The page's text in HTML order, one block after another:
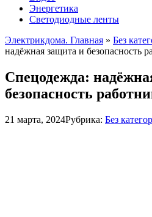
Энергетика
Светодиодные ленты
Электрикдома. Главная » Без
надёжная защита и безопасность
Спецодежда:
безопасность
21 марта, 2024Рубрика: Без